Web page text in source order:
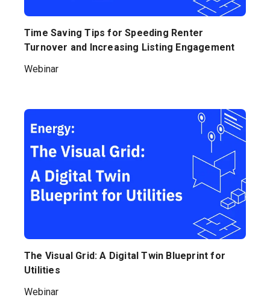
Time Saving Tips for Speeding Renter
Turnover and Increasing Listing Engagement
Webinar
The Visual Grid: A Digital Twin Blueprint for
Utilities
Webinar